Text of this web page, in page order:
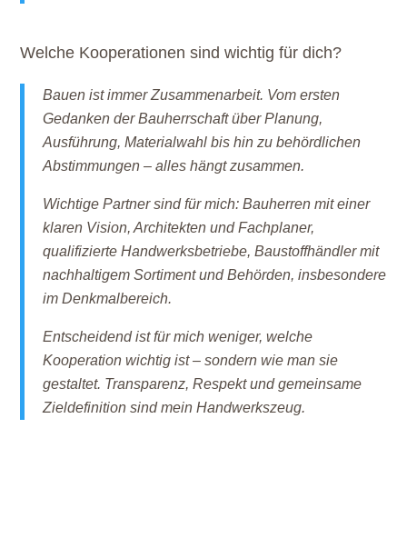
Welche Kooperationen sind wichtig für dich?
Bauen ist immer Zusammenarbeit. Vom ersten
Gedanken der Bauherrschaft über Planung,
Ausführung, Materialwahl bis hin zu behördlichen
Abstimmungen – alles hängt zusammen.
Wichtige Partner sind für mich: Bauherren mit einer
klaren Vision, Architekten und Fachplaner,
qualifizierte Handwerksbetriebe, Baustoffhändler mit
nachhaltigem Sortiment und Behörden, insbesondere
im Denkmalbereich.
Entscheidend ist für mich weniger, welche
Kooperation wichtig ist – sondern wie man sie
gestaltet. Transparenz, Respekt und gemeinsame
Zieldefinition sind mein Handwerkszeug.